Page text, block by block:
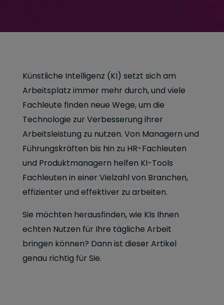
Künstliche Intelligenz (KI) setzt sich am
Arbeitsplatz immer mehr durch, und viele
Fachleute finden neue Wege, um die
Technologie zur Verbesserung ihrer
Arbeitsleistung zu nutzen. Von Managern und
Führungskräften bis hin zu HR-Fachleuten
und Produktmanagern helfen KI-Tools
Fachleuten in einer Vielzahl von Branchen,
effizienter und effektiver zu arbeiten.
Sie möchten herausfinden, wie KIs Ihnen
echten Nutzen für Ihre tägliche Arbeit
bringen können? Dann ist dieser Artikel
genau richtig für Sie.